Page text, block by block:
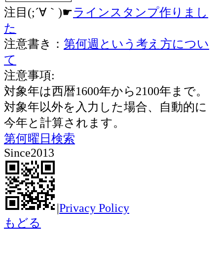
注目(;´∀｀)☛ラインスタンプ作りまし
た
注意書き： 第何週という考え方につい
て
注意事項:
対象年は西暦1600年から2100年まで。
対象年以外を入力した場合、自動的に
今年と計算されます。
第何曜日検索
Since2013
|Privacy Policy
もどる